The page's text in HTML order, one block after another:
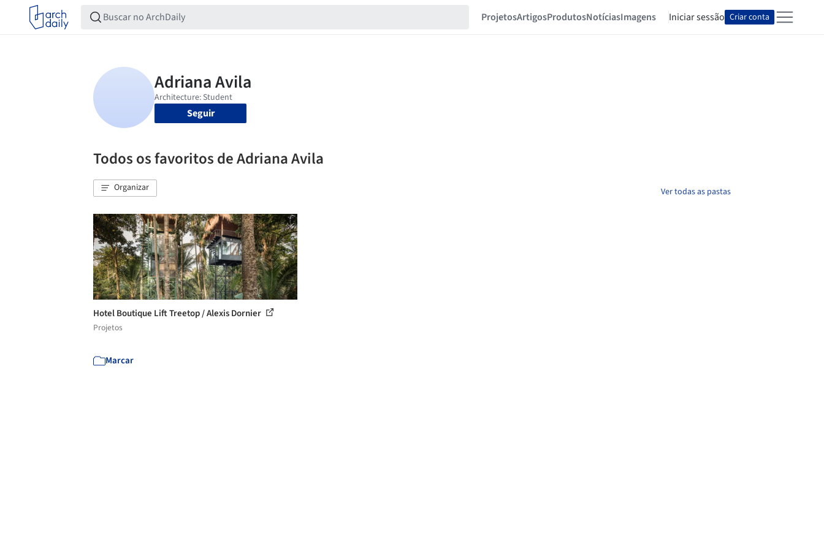
ProjetosArtigosProdutosNotíciasImagens Iniciar sessão Criar conta
Seguir
Todos os favoritos de Adriana Avila
Organizar Ver todas as pastas
Hotel Boutique Lift Treetop / Alexis Dornier
Projetos
Marcar